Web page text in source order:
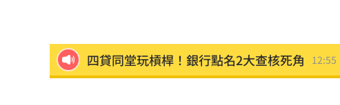
四貸同堂玩槓桿！銀行點名2大查核死角 12:55